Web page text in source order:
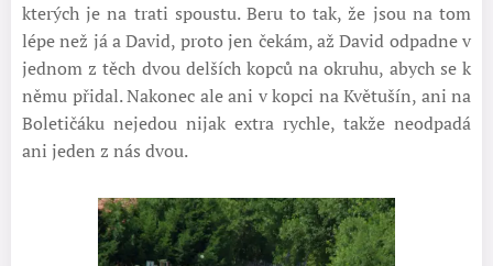
kterých je na trati spoustu. Beru to tak, že jsou na tom
lépe než já a David, proto jen čekám, až David odpadne v
jednom z těch dvou delších kopců na okruhu, abych se k
němu přidal. Nakonec ale ani v kopci na Květušín, ani na
Boletičáku nejedou nijak extra rychle, takže neodpadá
ani jeden z nás dvou.